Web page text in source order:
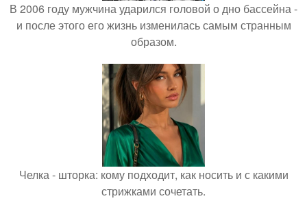
В 2006 году мужчина ударился головой о дно бассейна -
и после этого его жизнь изменилась самым странным
образом.
Челка - шторка: кому подходит, как носить и с какими
стрижками сочетать.